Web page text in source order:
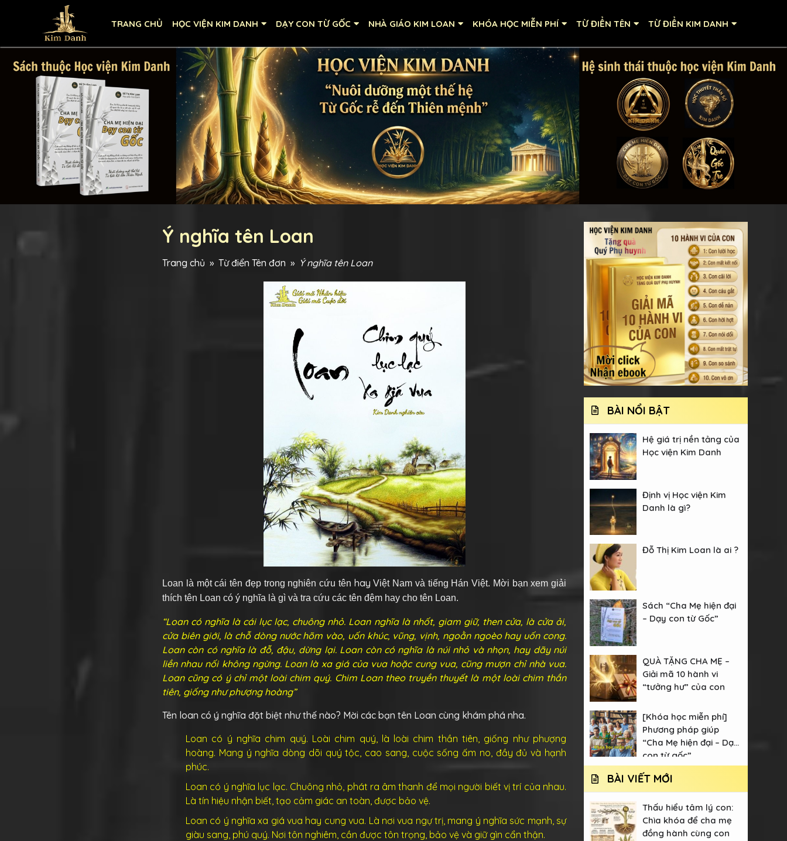
TRANG CHỦ HỌC VIỆN KIM DANH DẠY CON TỪ GỐC NHÀ GIÁO KIM LOAN KHÓA HỌC MIỄN PHÍ TỪ ĐIỂN TÊN TỪ ĐIỂN KIM DANH
Ý nghĩa tên Loan
Trang chủ » Từ điển Tên đơn » Ý nghĩa tên Loan
Loan là một cái tên đẹp trong nghiên cứu tên hay Việt Nam và tiếng Hán Việt. Mời bạn xem giải
thích tên Loan có ý nghĩa là gì và tra cứu các tên đệm hay cho tên Loan.
“Loan có nghĩa là cái lục lạc, chuông nhỏ. Loan nghĩa là nhốt, giam giữ, then cửa, là cửa ải,
cửa biên giới, là chỗ dòng nước hõm vào, uốn khúc, vũng, vịnh, ngoằn ngoèo hay uốn cong.
Loan còn có nghĩa là đỗ, đậu, dừng lại. Loan còn có nghĩa là núi nhỏ và nhọn, hay dãy núi
liền nhau nối không ngừng. Loan là xa giá của vua hoặc cung vua, cũng mượn chỉ nhà vua.
Loan cũng có ý chỉ một loài chim quý. Chim Loan theo truyền thuyết là một loài chim thần
tiên, giống như phượng hoàng”
Tên loan có ý nghĩa đặt biệt như thế nào? Mời các bạn tên Loan cùng khám phá nha.
Loan có ý nghĩa chim quý. Loài chim quý, là loài chim thần tiên, giống như phượng
hoàng. Mang ý nghĩa dòng dõi quý tộc, cao sang, cuộc sống ấm no, đầy đủ và hạnh
phúc.
Loan có ý nghĩa lục lạc. Chuông nhỏ, phát ra âm thanh để mọi người biết vị trí của nhau.
Là tín hiệu nhận biết, tạo cảm giác an toàn, được bảo vệ.
Loan có ý nghĩa xa giá vua hay cung vua. Là nơi vua ngự trị, mang ý nghĩa sức mạnh, sự
giàu sang, phú quý. Nơi tôn nghiêm, cần được tôn trọng, bảo vệ và giữ gìn cẩn thận.
BÀI NỔI BẬT
Hệ giá trị nền tảng của
Học viện Kim Danh
Định vị Học viện Kim
Danh là gì?
Đỗ Thị Kim Loan là ai ?
Sách “Cha Mẹ hiện đại
– Dạy con từ Gốc”
QUÀ TẶNG CHA MẸ –
Giải mã 10 hành vi
“tưởng hư” của con
[Khóa học miễn phí]
Phương pháp giúp
“Cha Mẹ hiện đại – Dạy
con từ gốc”
BÀI VIẾT MỚI
Thấu hiểu tâm lý con:
Chìa khóa để cha mẹ
đồng hành cùng con